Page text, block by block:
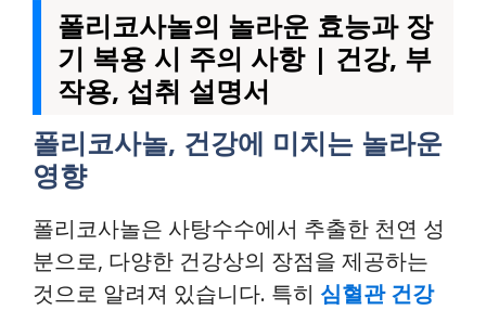
폴리코사놀의 놀라운 효능과 장
기 복용 시 주의 사항 | 건강, 부
작용, 섭취 설명서
폴리코사놀, 건강에 미치는 놀라운
영향
폴리코사놀은 사탕수수에서 추출한 천연 성
분으로, 다양한 건강상의 장점을 제공하는
것으로 알려져 있습니다. 특히 심혈관 건강